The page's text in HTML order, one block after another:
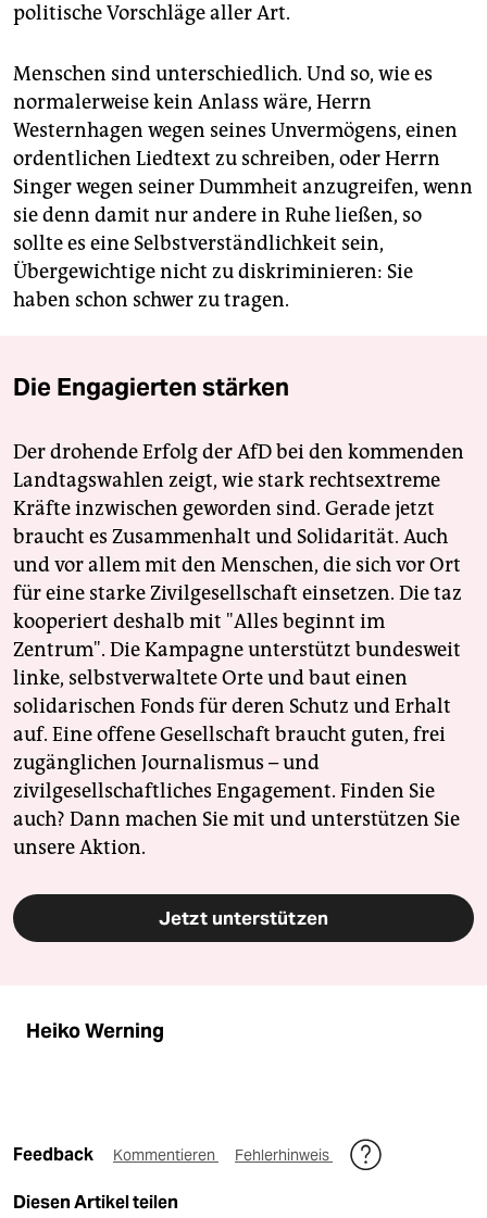
politische Vorschläge aller Art.
Menschen sind unterschiedlich. Und so, wie es
normalerweise kein Anlass wäre, Herrn
Westernhagen wegen seines Unvermögens, einen
ordentlichen Liedtext zu schreiben, oder Herrn
Singer wegen seiner Dummheit anzugreifen, wenn
sie denn damit nur andere in Ruhe ließen, so
sollte es eine Selbstverständlichkeit sein,
Übergewichtige nicht zu diskriminieren: Sie
haben schon schwer zu tragen.
Die Engagierten stärken
Der drohende Erfolg der AfD bei den kommenden
Landtagswahlen zeigt, wie stark rechtsextreme
Kräfte inzwischen geworden sind. Gerade jetzt
braucht es Zusammenhalt und Solidarität. Auch
und vor allem mit den Menschen, die sich vor Ort
für eine starke Zivilgesellschaft einsetzen. Die taz
kooperiert deshalb mit "Alles beginnt im
Zentrum". Die Kampagne unterstützt bundesweit
linke, selbstverwaltete Orte und baut einen
solidarischen Fonds für deren Schutz und Erhalt
auf. Eine offene Gesellschaft braucht guten, frei
zugänglichen Journalismus – und
zivilgesellschaftliches Engagement. Finden Sie
auch? Dann machen Sie mit und unterstützen Sie
unsere Aktion.
Jetzt unterstützen
Heiko Werning
Feedback Kommentieren Fehlerhinweis
Diesen Artikel teilen